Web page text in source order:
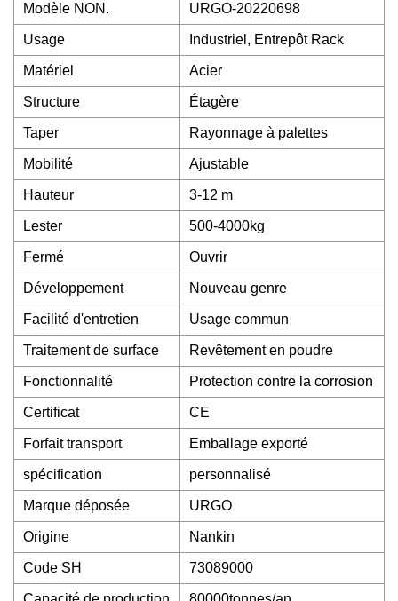
Modèle NON. URGO-20220698
Usage Industriel, Entrepôt Rack
Matériel Acier
Structure Étagère
Taper Rayonnage à palettes
Mobilité Ajustable
Hauteur 3-12 m
Lester 500-4000kg
Fermé Ouvrir
Développement Nouveau genre
Facilité d'entretien Usage commun
Traitement de surface Revêtement en poudre
Fonctionnalité Protection contre la corrosion
Certificat CE
Forfait transport Emballage exporté
spécification personnalisé
Marque déposée URGO
Origine Nankin
Code SH 73089000